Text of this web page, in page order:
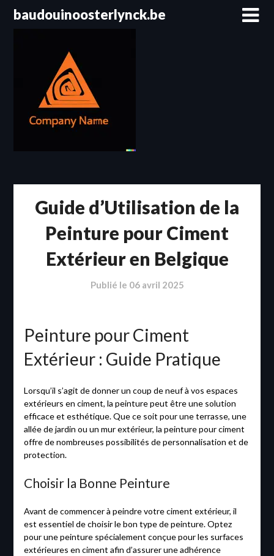
Passerbaudouinoosterlynck.be
Guide d’Utilisation de la
Peinture pour Ciment
Extérieur en Belgique
Publié le 06 avril 2025
Peinture pour Ciment
Extérieur : Guide Pratique
Lorsqu’il s’agit de donner un coup de neuf à vos espaces
extérieurs en ciment, la peinture peut être une solution
efficace et esthétique. Que ce soit pour une terrasse, une
allée de jardin ou un mur extérieur, la peinture pour ciment
offre de nombreuses possibilités de personnalisation et de
protection.
Choisir la Bonne Peinture
Avant de commencer à peindre votre ciment extérieur, il
est essentiel de choisir le bon type de peinture. Optez
pour une peinture spécialement conçue pour les surfaces
extérieures en ciment afin d’assurer une adhérence